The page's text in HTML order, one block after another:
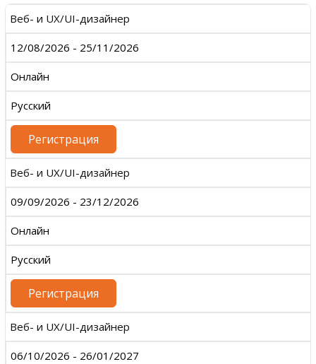
Веб- и UX/UI-дизайнер
12/08/2026 - 25/11/2026
Онлайн
Русский
Регистрация
Веб- и UX/UI-дизайнер
09/09/2026 - 23/12/2026
Онлайн
Русский
Регистрация
Веб- и UX/UI-дизайнер
06/10/2026 - 26/01/2027